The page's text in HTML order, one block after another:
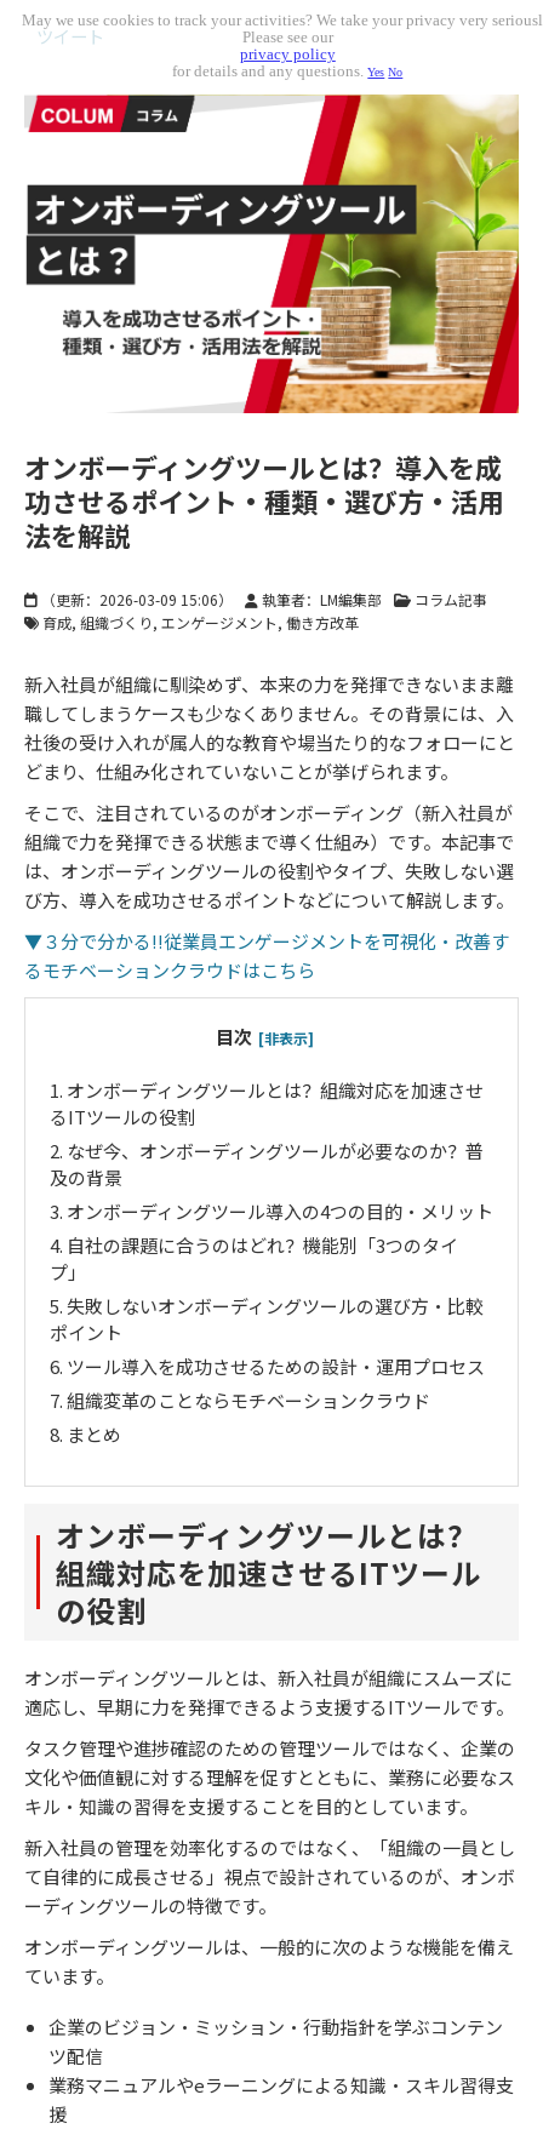
ツイート
オンボーディングツールとは？導入を成
功させるポイント・種類・選び方・活用
法を解説
（更新： 2026-03-09 15:06） 執筆者：LM編集部
コラム記事
育成 組織づくり エンゲージメント 働き方改革
新入社員が組織に馴染めず、本来の力を発揮できないまま離
職してしまうケースも少なくありません。その背景には、入
社後の受け入れが属人的な教育や場当たり的なフォローにと
どまり、仕組み化されていないことが挙げられます。
そこで、注目されているのがオンボーディング（新入社員が
組織で力を発揮できる状態まで導く仕組み）です。本記事で
は、オンボーディングツールの役割やタイプ、失敗しない選
び方、導入を成功させるポイントなどについて解説します。
▼３分で分かる!!従業員エンゲージメントを可視化・改善す
るモチベーションクラウドはこちら
目次 [非表示]
1. オンボーディングツールとは？組織対応を加速させ
るITツールの役割
2. なぜ今、オンボーディングツールが必要なのか？普
及の背景
3. オンボーディングツール導入の4つの目的・メリット
4. 自社の課題に合うのはどれ？機能別「3つのタイ
プ」
5.失敗しないオンボーディングツールの選び方・比較
ポイント
6. ツール導入を成功させるための設計・運用プロセス
7.組織変革のことならモチベーションクラウド
8. まとめ
オンボーディングツールとは？
組織対応を加速させるITツール
の役割
オンボーディングツールとは、新入社員が組織にスムーズに
適応し、早期に力を発揮できるよう支援するITツールです。
タスク管理や進捗確認のための管理ツールではなく、企業の
文化や価値観に対する理解を促すとともに、業務に必要なス
キル・知識の習得を支援することを目的としています。
新入社員の管理を効率化するのではなく、「組織の一員とし
て自律的に成長させる」視点で設計されているのが、オンボ
ーディングツールの特徴です。
オンボーディングツールは、一般的に次のような機能を備え
ています。
企業のビジョン・ミッション・行動指針を学ぶコンテン
ツ配信
業務マニュアルやeラーニングによる知識・スキル習得支
援
May we use cookies to track your activities? We take your privacy very
Please see our
privacy policy
for details and any questions.Yes No